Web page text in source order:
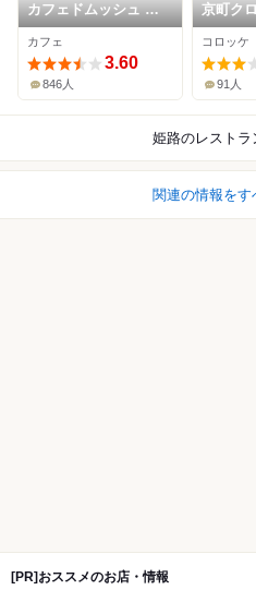
カフェドムッシュ 姫
路店
カフェ
3.60
846人
京町ク
リー
コロッケ
91人
姫路のレストラ
関連の情報をす
[PR]おススメのお店・情報